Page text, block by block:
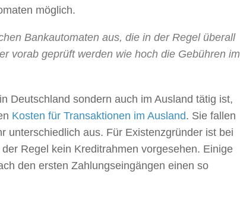
möglich.
Bankautomaten aus, die in der Regel überall
vorab geprüft werden wie hoch die Gebühren im
Deutschland sondern auch im Ausland tätig ist,
Kosten für Transaktionen im Ausland. Sie fallen
unterschiedlich aus. Für Existenzgründer ist bei
Regel kein Kreditrahmen vorgesehen. Einige
den ersten Zahlungseingängen einen so